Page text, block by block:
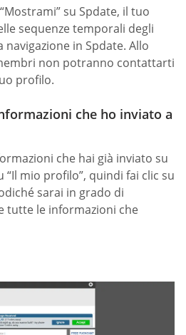
su Spdate, il tuo
sequenze temporali degli
in Spdate. Allo
non potranno contattarti
profilo.
che ho inviato a
che hai già inviato su
“Il mio profilo”, quindi fai clic su
sarai in grado di
tutte le informazioni che